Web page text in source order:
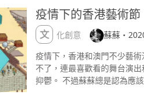
一定要試啊。 另外，吃火鍋
份特色牛肉拼盤和海鮮拼盤，
拼盤包括有2只大大的蘇格蘭
花甲皇，還有一份鮮魚片。
洲和牛肉臉頰、澳洲牛腹肉
還有澳門馳名豬骨煲、養顏
辣雞煲、海鮮火鍋餐等等任君選擇
續以一文多發形式發放於中、
的專欄內，詳情請點擊蘇蘇的
手機Apps ELLE HK 澳門人
163.com。LOFTER 中國攜程
分清甜，口腔又清新，蘇蘇很
品耶，畫筆下就是以濃郁的黑
及清爽的柿子果醬，平衡黑巧
黑核桃咖啡焦糖威士卡，為
之魅 mdash; 第六章」六道
31日，價格每位澳門幣888元
位澳門幣1,288元。 雅舍餐廳
表演和作品的氛圍。由於這
發，不只是直接的開心或傷心
鎖定要有一個主旋律作為演出
聲音作為演出的音樂。 用聲
說絕對是一個新的挑戰，所
一的音樂來作為參考。再來
作的其中一個管道，大家的
優質黑、白松露，每一夥松
夥少一夥的。 這時服務員送
同，大廚每天會因應手上的材
式提拉米蘇和意式雲吞 加入
滑，非常好吃，想不到鹹味
吞裡面是松露和牛面頰肉，
皮是自家製的，軟糯可口，
的下午茶套餐呢。 很漂亮吧
就吸引蘇蘇來了。 蘇蘇先來
光十色的花燈設計和酒店概念
紅絲絨蛋糕、以熱氣球造型
撻、還有像花燈一樣色彩繽
澳門區花蓮花為造型的蓮蓉
可口，搭配以松露、龍蝦、鵝
疫情下的香港藝術
文化創意
蘇蘇・
疫情下，香港和澳門不少藝
不了，連最喜歡看的舞台演
抑鬱。 不過蘇蘇總是認為應